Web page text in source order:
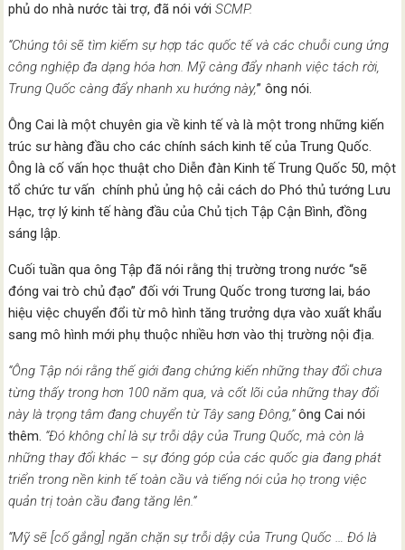
phủ do nhà nước tài trợ, đã nói vớiSCMP.
“Chúng tôi sẽ tìm kiếm sự hợp tác quốc tế và các chuỗi cung ứng
công nghiệp đa dạng hóa hơn. Mỹ càng đẩy nhanh việc tách rời,
Trung Quốc càng đẩy nhanh xu hướng này,” ông nói.
Ông Cai là một chuyên gia về kinh tế và là một trong những kiến
trúc sư hàng đầu cho các chính sách kinh tế của Trung Quốc.
Ông là cố vấn học thuật cho Diễn đàn Kinh tế Trung Quốc 50, một
tổ chức tư vấn chính phủ ủng hộ cải cách do Phó thủ tướng Lưu
Hạc, trợ lý kinh tế hàng đầu của Chủ tịch Tập Cận Bình, đồng
sáng lập.
Cuối tuần qua ông Tập đã nói rằng thị trường trong nước “sẽ
đóng vai trò chủ đạo” đối với Trung Quốc trong tương lai, báo
hiệu việc chuyển đổi từ mô hình tăng trưởng dựa vào xuất khẩu
sang mô hình mới phụ thuộc nhiều hơn vào thị trường nội địa.
“Ông Tập nói rằng thế giới đang chứng kiến những thay đổi chưa
từng thấy trong hơn 100 năm qua, và cốt lõi của những thay đổi
này là trọng tâm đang chuyển từ Tây sang Đông,”ông Cai nói
thêm. “Đó không chỉ là sự trỗi dậy của Trung Quốc, mà còn là
những thay đổi khác – sự đóng góp của các quốc gia đang phát
triển trong nền kinh tế toàn cầu và tiếng nói của họ trong việc
quản trị toàn cầu đang tăng lên.”
“Mỹ sẽ [cố gắng] ngăn chặn sự trỗi dậy của Trung Quốc … Đó là